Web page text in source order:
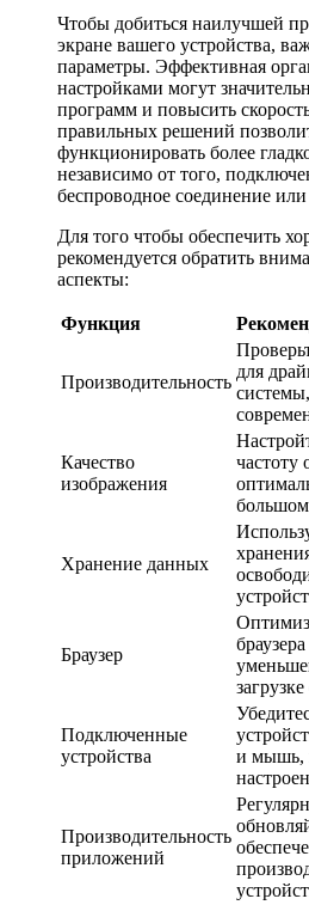
Чтобы добиться наилучшей
экране вашего устройства,
параметры. Эффективная
настройками могут
программ и повысить
правильных решений
функционировать более
независимо от того,
беспроводное соединение
Для того чтобы обеспечить
рекомендуется обратить
аспекты:
Функция
Производительность
для
Качество
изображения
частоту
Хранение данных
Браузер
Подключенные
устройства
и мышь,
Производительность
приложений